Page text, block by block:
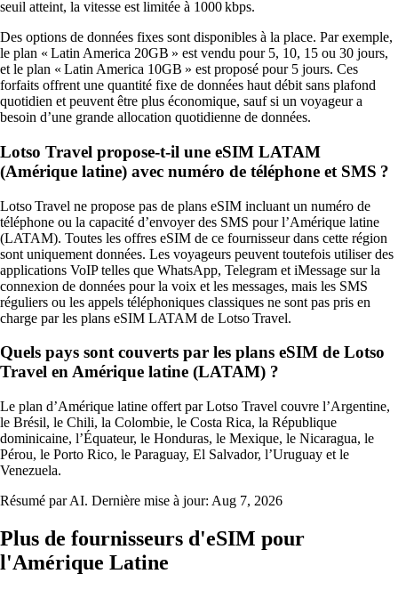
seuil atteint, la vitesse est limitée à 1000 kbps.
Des options de données fixes sont disponibles à la place. Par exemple,
le plan « Latin America 20GB » est vendu pour 5, 10, 15 ou 30 jours,
et le plan « Latin America 10GB » est proposé pour 5 jours. Ces
forfaits offrent une quantité fixe de données haut débit sans plafond
quotidien et peuvent être plus économique, sauf si un voyageur a
besoin d’une grande allocation quotidienne de données.
Lotso Travel propose-t-il une eSIM LATAM
(Amérique latine) avec numéro de téléphone et SMS ?
Lotso Travel ne propose pas de plans eSIM incluant un numéro de
téléphone ou la capacité d’envoyer des SMS pour l’Amérique latine
(LATAM). Toutes les offres eSIM de ce fournisseur dans cette région
sont uniquement données. Les voyageurs peuvent toutefois utiliser des
applications VoIP telles que WhatsApp, Telegram et iMessage sur la
connexion de données pour la voix et les messages, mais les SMS
réguliers ou les appels téléphoniques classiques ne sont pas pris en
charge par les plans eSIM LATAM de Lotso Travel.
Quels pays sont couverts par les plans eSIM de Lotso
Travel en Amérique latine (LATAM) ?
Le plan d’Amérique latine offert par Lotso Travel couvre l’Argentine,
le Brésil, le Chili, la Colombie, le Costa Rica, la République
dominicaine, l’Équateur, le Honduras, le Mexique, le Nicaragua, le
Pérou, le Porto Rico, le Paraguay, El Salvador, l’Uruguay et le
Venezuela.
Résumé par AI. Dernière mise à jour: Aug 7, 2026
Plus de fournisseurs d'eSIM pour
l'Amérique Latine